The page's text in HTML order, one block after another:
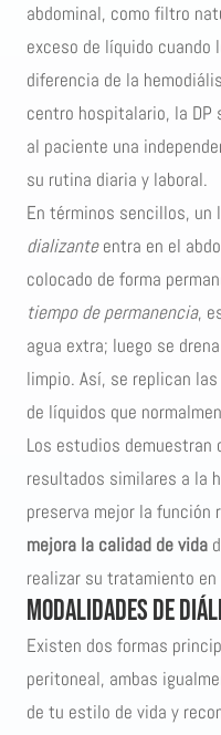
abdominal, como filtro
exceso de líquido cuando
diferencia de la
centro hospitalario, la DP
al paciente una
su rutina diaria y laboral.
En términos sencillos, un
dializanteentra en el
colocado de forma
tiempo de permanencia,
agua extra; luego se
limpio. Así, se replican
de líquidos que
Los estudios
resultados similares a la
preserva mejor la función
mejora la calidad de vida
realizar su tratamiento en
Modalidades de
Existen dos formas
peritoneal, ambas
de tu estilo de vida y